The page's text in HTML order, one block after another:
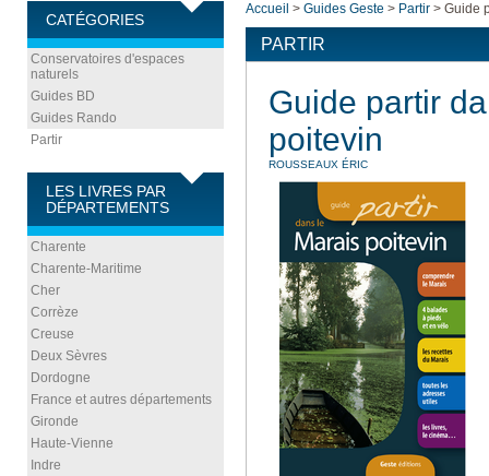
CATÉGORIES
Conservatoires d'espaces
naturels
Guides BD
Guides Rando
Partir
LES LIVRES PAR
DÉPARTEMENTS
Charente
Charente-Maritime
Cher
Corrèze
Creuse
Deux Sèvres
Dordogne
France et autres départements
Gironde
Haute-Vienne
Indre
Accueil > Guides Geste > Partir > Guide
PARTIR
Guide partir
poitevin
ROUSSEAUX ÉRIC